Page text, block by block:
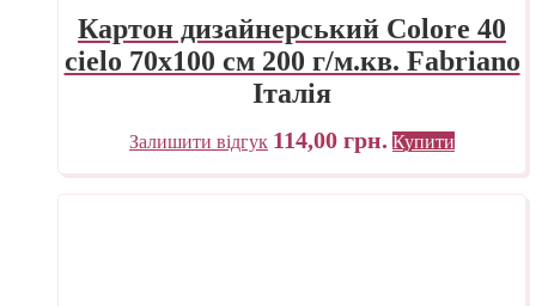
Картон дизайнерський Colore 40
cielo 70х100 см 200 г/м.кв. Fabriano
Італія
Залишити відгук 114,00 грн. Купити